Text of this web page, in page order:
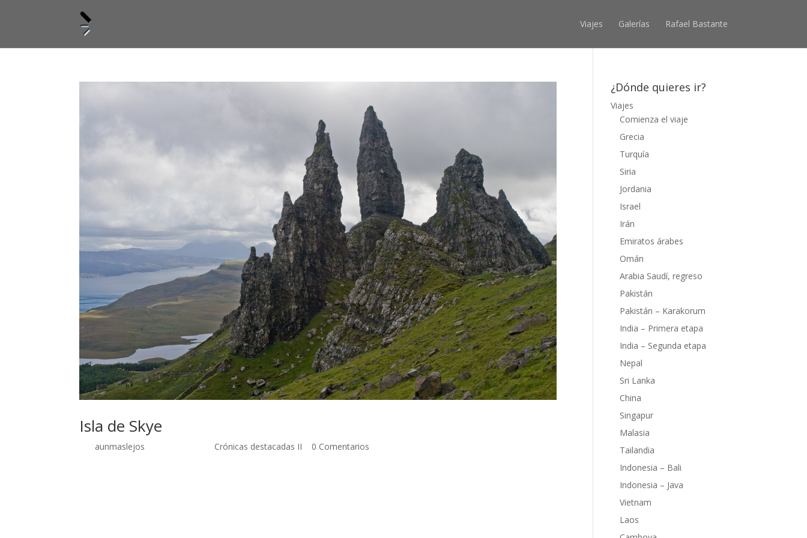
Viajes Galerías Rafael Bastante
Isla de Skye
aunmaslejos Crónicas destacadas II 0 Comentarios
¿Dónde quieres ir?
Viajes
Comienza el viaje
Grecia
Turquía
Siria
Jordania
Israel
Irán
Emiratos árabes
Omán
Arabia Saudí, regreso
Pakistán
Pakistán – Karakorum
India – Primera etapa
India – Segunda etapa
Nepal
Sri Lanka
China
Singapur
Malasia
Tailandia
Indonesia – Bali
Indonesia – Java
Vietnam
Laos